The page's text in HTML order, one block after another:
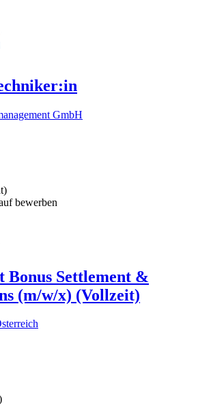
GmbH
bewerben
Bonus Settlement &
(m/w/x) (Vollzeit)